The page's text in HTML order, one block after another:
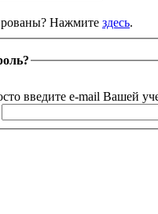
Вы не зарегистрированы? Нажмите здесь.
введите e-mail Вашей